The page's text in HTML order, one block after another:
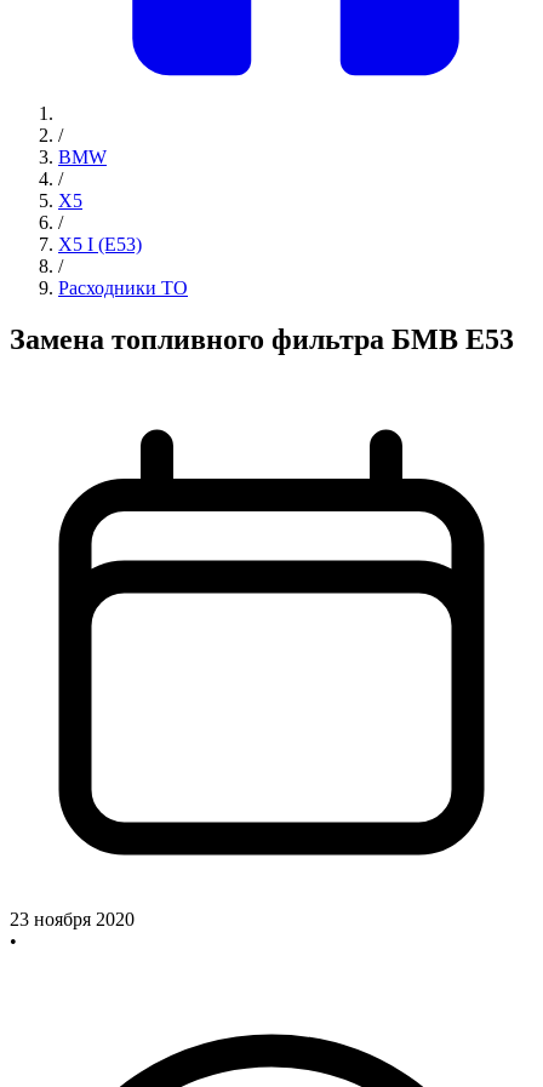
/
BMW
/
X5
/
X5 I (E53)
/
Расходники ТО
Замена топливного фильтра БМВ Е53
23 ноября 2020
•